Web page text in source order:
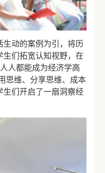
动的案例为引，将历
生们拓宽认知视野，在
人都能成为经济学高
思维、分享思维、成本
生们开启了一扇洞察经